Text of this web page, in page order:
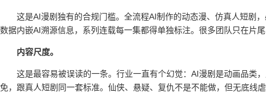
这是AI漫剧独有的合规门槛。全流程AI制作的动态漫、仿真人短剧
数据内嵌AI溯源信息，系列连载每一集都得单独标注。很多团队只在片
内容尺度。
这是最容易被误读的一条。行业一直有个幻觉：AI漫剧是动画品类
免，跟真人短剧同一套标准。仙侠、悬疑、复仇不是不能做，但无底线